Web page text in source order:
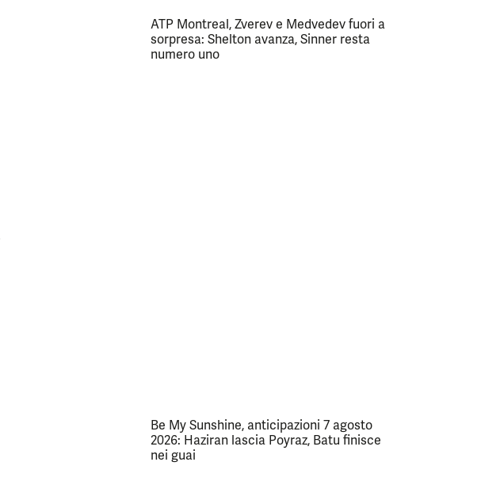
ATP Montreal, Zverev e Medvedev fuori a
sorpresa: Shelton avanza, Sinner resta
numero uno
Be My Sunshine, anticipazioni 7 agosto
2026: Haziran lascia Poyraz, Batu finisce
nei guai